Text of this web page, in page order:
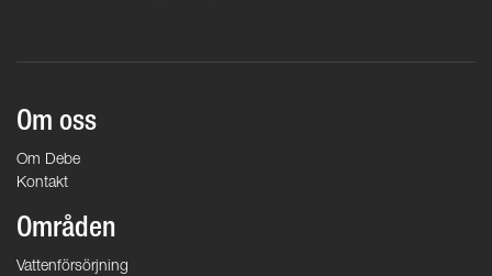
Om oss
Om Debe
Kontakt
Områden
Vattenförsörjning